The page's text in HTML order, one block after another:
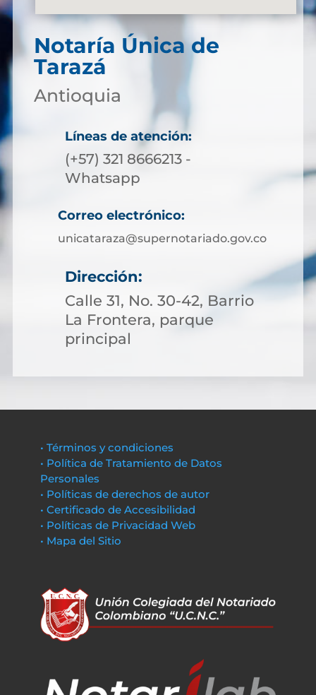
Notaría Única de
Tarazá
Antioquia
Líneas de atención:
(+57) 321 8666213 -
Whatsapp
Correo electrónico:
unicataraza@supernotariado.gov.co
Dirección:
Calle 31, No. 30-42, Barrio
La Frontera, parque
principal
• Términos y condiciones
• Política de Tratamiento de Datos
Personales
• Políticas de derechos de autor
• Certificado de Accesibilidad
• Políticas de Privacidad Web
• Mapa del Sitio